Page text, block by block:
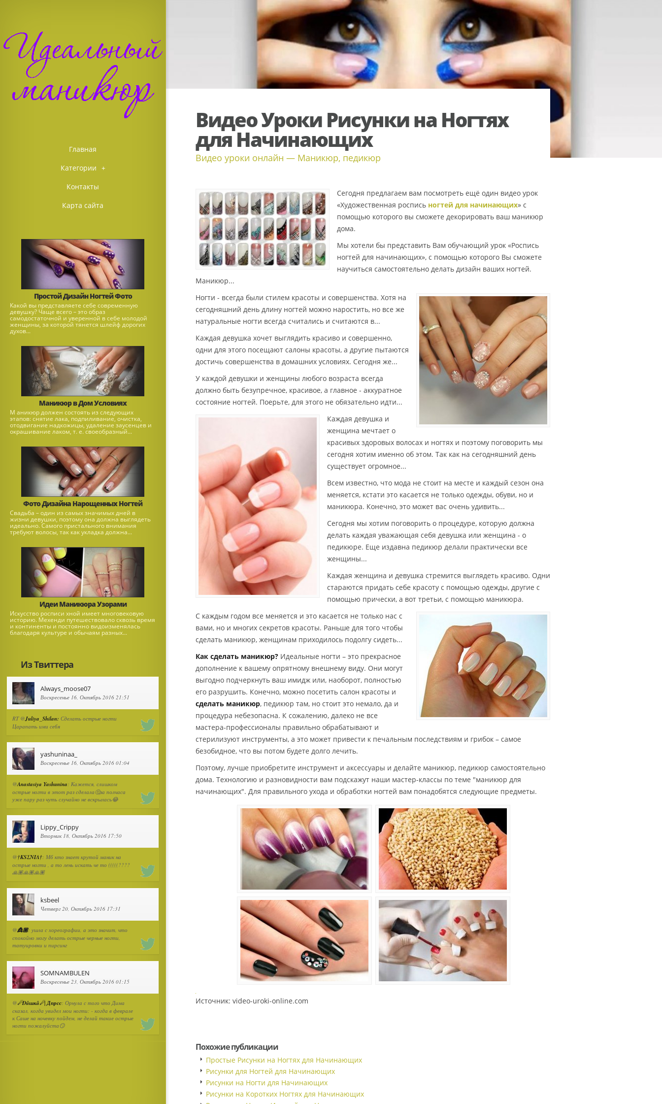
Главная
Категории +
Контакты
Карта сайта
Простой Дизайн Ногтей Фото
Какой вы представляете себе современную
девушку? Чаще всего – это образ
самодостаточной и уверенной в себе молодой
женщины, за которой тянется шлейф дорогих
духов...
Маникюр в Дом Условиях
М аникюр должен состоять из следующих
этапов: снятие лака, подпиливание, очистка,
отодвигание надкожицы, удаление заусенцев и
окрашивание лаком, т. е. своеобразный...
Фото Дизайна Нарощенных Ногтей
Свадьба – один из самых значимых дней в
жизни девушки, поэтому она должна выглядеть
идеально. Самого пристального внимания
требуют волосы, так как укладка должна...
Идеи Маникюра Узорами
Искусство росписи хной имеет многовековую
историю. Мехенди путешествовало сквозь время
и континенты и постоянно видоизменялась
благодаря культуре и обычаям разных...
Из Твиттера
Always_moose07
Воскресенье 16, Октябрь 2016 21:51
RT @Juliya_Shilan: Сделать острые ногти
Царапать ими себя
yashuninaa_
Воскресенье 16, Октябрь 2016 01:04
@Anastasiya Yashunina: Кажется, слишком
острые ногти в этот раз сделала🤔за полчаса
уже пару раз чуть случайно не вскрылась😂
Lippy_Crippy
Вторник 18, Октябрь 2016 17:50
@†ΚSΣΝΙΛ†: Мб кто знает крутой маник на
острые ногти , а то лень искать че то (((((????
🙏🏽🙏🏽🙏🏽
ksbeel
Четверг 20, Октябрь 2016 17:31
@👸🏼: ушла с хореографии, а это значит, что
спокойно могу делать острые черные ногти,
татуировки и пирсинг
SOMNAMBULEN
Воскресенье 23, Октябрь 2016 01:15
@☄Đûшкâ☄| Дпрсс: Орнула с того что Дима
сказал, когда увидел мои ногти: - когда в феврале
к Саше на ночевку пойдем, не делай такие острые
ногти пожалуйста😏
Видео Уроки Рисунки на Ногтях
для Начинающих
Видео уроки онлайн — Маникюр, педикюр
Сегодня предлагаем вам посмотреть ещё один видео урок
«Художественная роспись ногтей для начинающих» с
помощью которого вы сможете декорировать ваш маникюр
дома.
Мы хотели бы представить Вам обучающий урок «Роспись
ногтей для начинающих», с помощью которого Вы сможете
научиться самостоятельно делать дизайн ваших ногтей.
Маникюр...
Ногти - всегда были стилем красоты и совершенства. Хотя на
сегодняшний день длину ногтей можно наростить, но все же
натуральные ногти всегда считались и считаются в...
Каждая девушка хочет выглядить красиво и совершенно,
одни для этого посещают салоны красоты, а другие пытаются
достичь совершенства в домашних условиях. Сегодня же...
У каждой девушки и женщины любого возраста всегда
должно быть безупречное, красивое, а главное - аккуратное
состояние ногтей. Поерьте, для этого не обязательно идти...
Каждая девушка и
женщина мечтает о
красивых здоровых волосах и ногтях и поэтому поговорить мы
сегодня хотим именно об этом. Так как на сегодняшний день
существует огромное...
Всем известно, что мода не стоит на месте и каждый сезон она
меняется, кстати это касается не только одежды, обуви, но и
маникюра. Конечно, это может вас очень удивить...
Сегодня мы хотим поговорить о процедуре, которую должна
делать каждая уважающая себя девушка или женщина - о
педикюре. Еще издавна педикюр делали практически все
женщины...
Каждая женщина и девушка стремится выглядеть красиво. Одни
стараются придать себе красоту с помощью одежды, другие с
помощью прически, а вот третьи, с помощью маникюра.
С каждым годом все меняется и это касается не только нас с
вами, но и многих секретов красоты. Раньше для того чтобы
сделать маникюр, женщинам приходилось подолгу сидеть...
Как сделать маникюр? Идеальные ногти – это прекрасное
дополнение к вашему опрятному внешнему виду. Они могут
выгодно подчеркнуть ваш имидж или, наоборот, полностью
его разрушить. Конечно, можно посетить салон красоты и
сделать маникюр, педикюр там, но стоит это немало, да и
процедура небезопасна. К сожалению, далеко не все
мастера-профессионалы правильно обрабатывают и
стерилизуют инструменты, а это может привести к печальным последствиям и грибок – самое
безобидное, что вы потом будете долго лечить.
Поэтому, лучше приобретите инструмент и аксессуары и делайте маникюр, педикюр самостоятельно
дома. Технологию и разновидности вам подскажут наши мастер-классы по теме "маникюр для
начинающих". Для правильного ухода и обработки ногтей вам понадобятся следующие предметы.
Источник: video-uroki-online.com
Похожие публикации
Простые Рисунки на Ногтях для Начинающих
Рисунки для Ногтей для Начинающих
Рисунки на Ногти для Начинающих
Рисунки на Коротких Ногтях для Начинающих